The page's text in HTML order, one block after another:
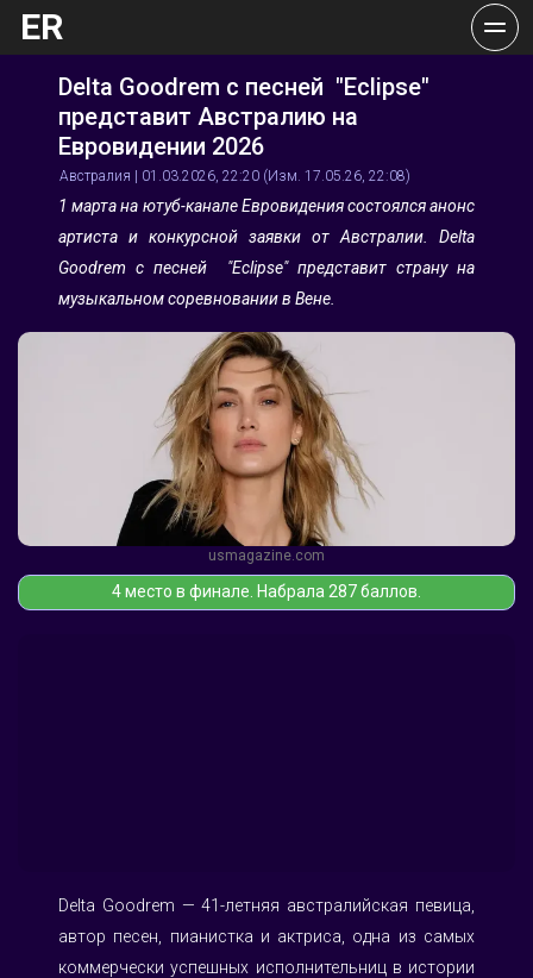
ER
Delta Goodrem с песней  "Eclipse"
представит Австралию на
Евровидении 2026
Австралия | 01.03.2026, 22:20 (Изм. 17.05.26, 22:08)
1 марта на ютуб-канале Евровидения состоялся анонс
артиста и конкурсной заявки от Австралии. Delta
Goodrem с песней  "Eclipse" представит страну на
музыкальном соревновании в Вене.
usmagazine.com
4 место в финале. Набрала 287 баллов.
Delta Goodrem — 41-летняя австралийская певица,
автор песен, пианистка и актриса, одна из самых
коммерчески успешных исполнительниц в истории